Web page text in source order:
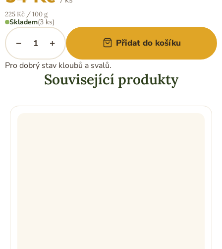
Měrná
cena:
225 Kč / 100 g
Skladem(3 ks)
+
− Přidat do košíku
Pro dobrý stav kloubů a svalů.
Související produkty